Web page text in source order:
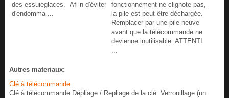
des essuieglaces. Afi n d'éviter
d'endomma ...
fonctionnement ne clignote pas,
la pile est peut-être déchargée.
Remplacer par une pile neuve
avant que la télécommande ne
devienne inutilisable. ATTENTI
...
Autres materiaux:
Clé à télécommande
Clé à télécommande Dépliage / Repliage de la clé. Verrouillage (un